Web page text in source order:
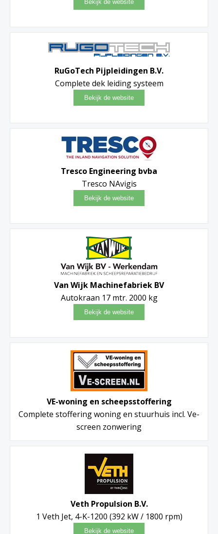
RuGoTech Pijpleidingen B.V.
Complete dek leiding systeem
Tresco Engineering bvba
Tresco NAvigis
Van Wijk Machinefabriek BV
Autokraan 17 mtr. 2000 kg
VE-woning en scheepsstoffering
Complete stoffering woning en stuurhuis incl. Ve-
screen zonwering
Veth Propulsion B.V.
1 Veth Jet, 4-K-1200 (392 kW / 1800 rpm)